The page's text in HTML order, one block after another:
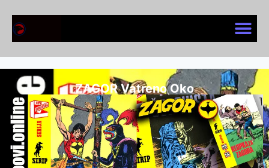
ZAGOR Vatreno Oko